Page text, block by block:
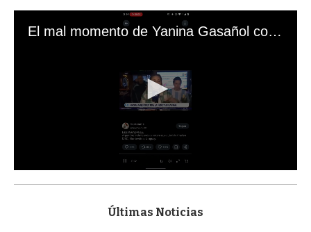
El mal momento de Yanina Gasañol con un hincha argentino en "Subrayado"
s
Últimas Noticias